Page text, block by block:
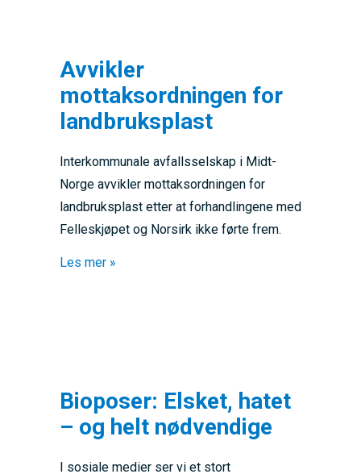
Avvikler
mottaksordningen for
landbruksplast
Interkommunale avfallsselskap i Midt-
Norge avvikler mottaksordningen for
landbruksplast etter at forhandlingene med
Felleskjøpet og Norsirk ikke førte frem.
Les mer »
Bioposer: Elsket, hatet
– og helt nødvendige
I sosiale medier ser vi et stort